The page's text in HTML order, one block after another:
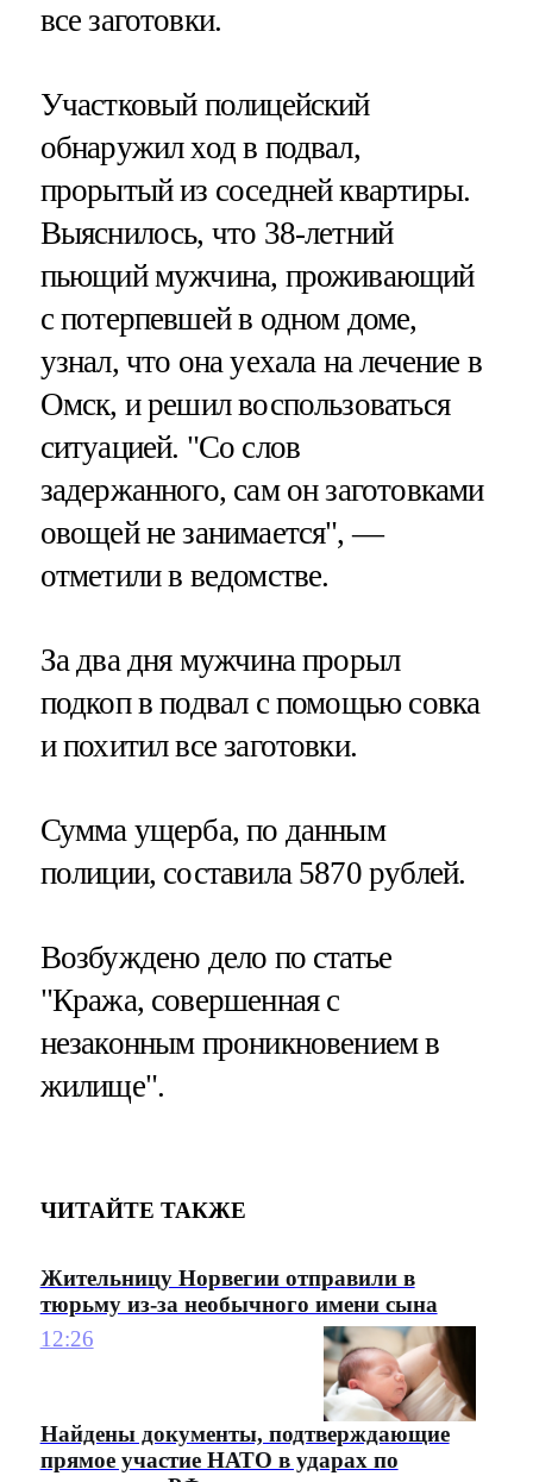
все заготовки.
Участковый полицейский
обнаружил ход в подвал,
прорытый из соседней квартиры.
Выяснилось, что 38-летний
пьющий мужчина, проживающий
с потерпевшей в одном доме,
узнал, что она уехала на лечение в
Омск, и решил воспользоваться
ситуацией. "Со слов
задержанного, сам он заготовками
овощей не занимается", —
отметили в ведомстве.
За два дня мужчина прорыл
подкоп в подвал с помощью совка
и похитил все заготовки.
Сумма ущерба, по данным
полиции, составила 5870 рублей.
Возбуждено дело по статье
"Кража, совершенная с
незаконным проникновением в
жилище".
ЧИТАЙТЕ ТАКЖЕ
Жительницу Норвегии отправили в
тюрьму из-за необычного имени сына
12:26
Найдены документы, подтверждающие
прямое участие НАТО в ударах по